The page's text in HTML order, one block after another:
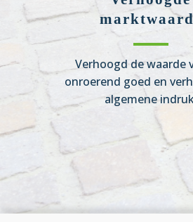
Verhoogd de waarde
onroerend goed en
algemene